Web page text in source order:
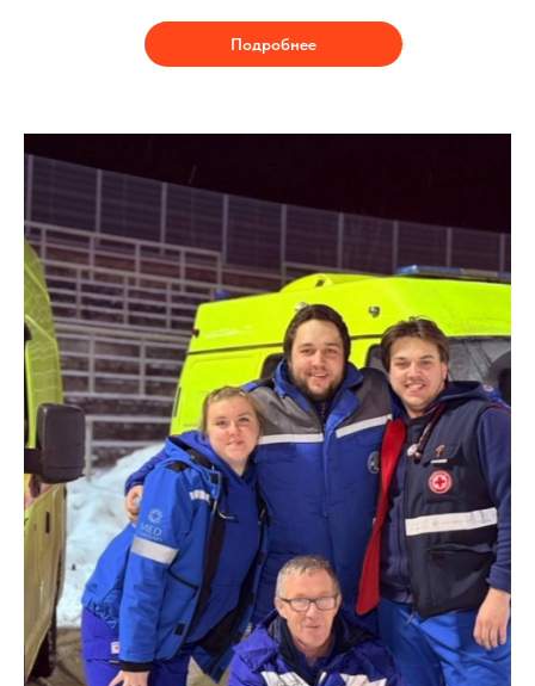
Подробнее